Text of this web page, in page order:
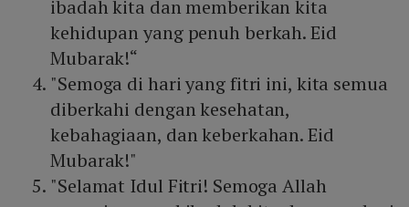
ibadah kita dan memberikan kita
kehidupan yang penuh berkah. Eid
Mubarak!“
"Semoga di hari yang fitri ini, kita semua
diberkahi dengan kesehatan,
kebahagiaan, dan keberkahan. Eid
Mubarak!"
"Selamat Idul Fitri! Semoga Allah